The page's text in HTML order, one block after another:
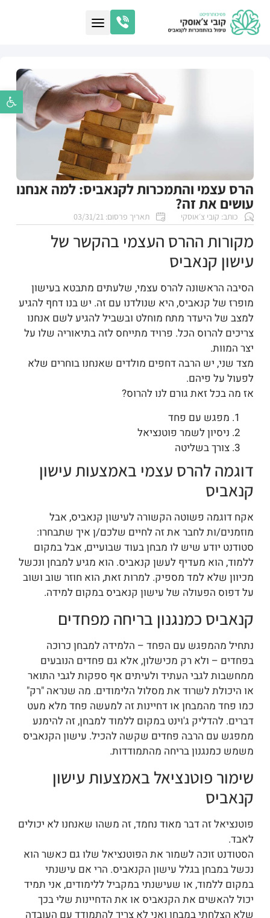
פתח
הרס עצמי והתמכרות לקנאביס: למה אנחנו
עושים את זה?
כותב: קובי צ׳אוסקי תאריך פרסום: 03/31/21
מקורות ההרס העצמי בהקשר של
עישון קנאביס
הסיבה הראשונה להרס עצמי, שלעתים מתבטא בעישון
מופרז של קנאביס, היא שנולדנו עם זה. יש בנו דחף להגיע
למצב של היעדר מתח מוחלט ובשביל להגיע לשם אנחנו
צריכים להרוס הכל. פרויד מתייחס לזה בתיאוריה שלו על
יצר המוות.
מצד שני, יש הרבה דחפים מולדים שאנחנו בוחרים שלא
לפעול על פיהם.
אז מה בכל זאת גורם לנו להרוס?
מפגש עם פחד
ניסיון לשמר פוטנציאל
צורך בשליטה
דוגמה להרס עצמי באמצעות עישון
קנאביס
אקח דוגמה פשוטה הקשורה לעישון קנאביס, אבל
מוזמנים/ות לחבר את זה לחיים שלכם/ן איך שתבחרו:
סטודנט יודע שיש לו מבחן בעוד שבועיים, אבל במקום
ללמוד, הוא מעדיף לעשן קנאביס. הוא מגיע למבחן ונכשל
מכיוון שלא למד מספיק. למרות זאת, הוא חוזר שוב ושוב
על דפוס הפעולה של עישון קנאביס במקום למידה.
קנאביס כמנגנון בריחה מפחדים
נתחיל מהמפגש עם הפחד – הלמידה למבחן כרוכה
בפחדים – ולא רק מכישלון, אלא גם פחדים הנובעים
ממחשבות לגבי העתיד ולעיתים אף ספקות לגבי התואר
או היכולת לשרוד את מסלול הלימודים. מה שנראה "רק"
כמו פחד מהמבחן או דחיינות זה למעשה פחד מלא מעט
דברים. להדליק ג'וינט במקום ללמוד למבחן, זה להימנע
ממפגש עם הרבה פחדים שקשה להכיל. עישון הקנאביס
משמש כמנגנון בריחה מהתמודדות.
שימור פוטנציאל באמצעות עישון
קנאביס
פוטנציאל זה דבר מאוד נחמד, זה משהו שאנחנו לא יכולים
לאבד.
הסטודנט זוכה לשמור את הפוטנציאל שלו גם כאשר הוא
נכשל במבחן בגלל עישון הקנאביס. הרי אם עישנתי
במקום ללמוד, או שעישנתי במקביל ללימודים, אני תמיד
יכול להאשים את הקנאביס או את הדחיינות שלי בכך
שלא הצלחתי במבחן ואני לא צריך להתמודד עם העובדה